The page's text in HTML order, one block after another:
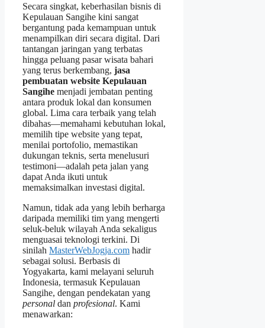
Secara singkat, keberhasilan bisnis di
Kepulauan Sangihe kini sangat
bergantung pada kemampuan untuk
menampilkan diri secara digital. Dari
tantangan jaringan yang terbatas
hingga peluang pasar wisata bahari
yang terus berkembang, jasa
pembuatan website Kepulauan
Sangihe menjadi jembatan penting
antara produk lokal dan konsumen
global. Lima cara terbaik yang telah
dibahas—memahami kebutuhan lokal,
memilih tipe website yang tepat,
menilai portofolio, memastikan
dukungan teknis, serta menelusuri
testimoni—adalah peta jalan yang
dapat Anda ikuti untuk
memaksimalkan investasi digital.
Namun, tidak ada yang lebih berharga
daripada memiliki tim yang mengerti
seluk‑beluk wilayah Anda sekaligus
menguasai teknologi terkini. Di
sinilah MasterWebJogja.com hadir
sebagai solusi. Berbasis di
Yogyakarta, kami melayani seluruh
Indonesia, termasuk Kepulauan
Sangihe, dengan pendekatan yang
personal dan profesional. Kami
menawarkan: